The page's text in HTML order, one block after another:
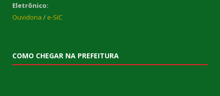
Eletrônico:
Ouvidoria / e-SIC
COMO CHEGAR NA PREFEITURA